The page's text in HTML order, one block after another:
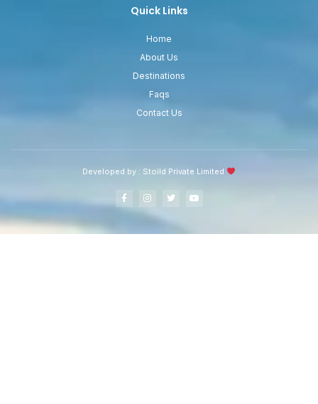
Quick Links
Home
About Us
Destinations
Faqs
Contact Us
Developed by : Stoild Private Limited